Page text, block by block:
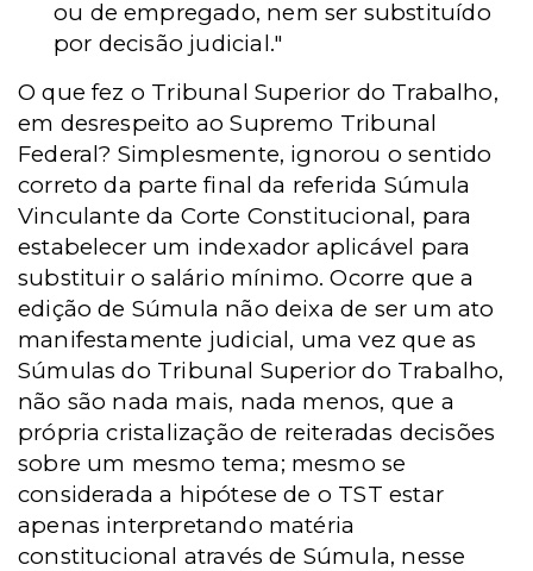
ou de empregado, nem ser substituído
por decisão judicial."
O que fez o Tribunal Superior do Trabalho,
em desrespeito ao Supremo Tribunal
Federal? Simplesmente, ignorou o sentido
correto da parte final da referida Súmula
Vinculante da Corte Constitucional, para
estabelecer um indexador aplicável para
substituir o salário mínimo. Ocorre que a
edição de Súmula não deixa de ser um ato
manifestamente judicial, uma vez que as
Súmulas do Tribunal Superior do Trabalho,
não são nada mais, nada menos, que a
própria cristalização de reiteradas decisões
sobre um mesmo tema; mesmo se
considerada a hipótese de o TST estar
apenas interpretando matéria
constitucional através de Súmula, nesse